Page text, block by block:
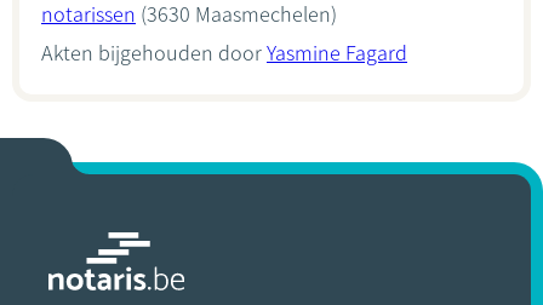
notarissen (3630 Maasmechelen)
Akten bijgehouden doorYasmine Fagard